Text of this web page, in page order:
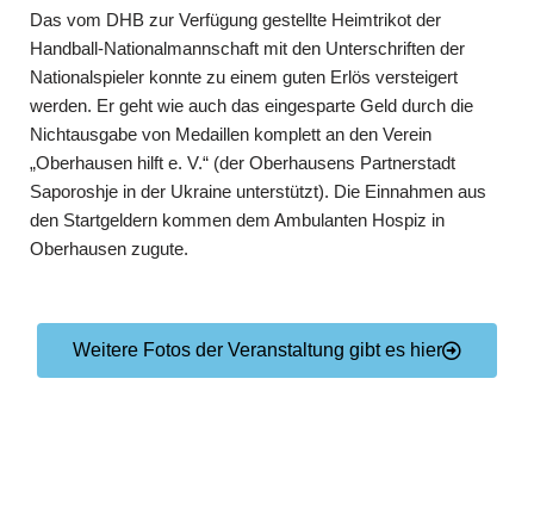
Das vom DHB zur Verfügung gestellte Heimtrikot der
Handball-Nationalmannschaft mit den Unterschriften der
Nationalspieler konnte zu einem guten Erlös versteigert
werden. Er geht wie auch das eingesparte Geld durch die
Nichtausgabe von Me­daillen komplett an den Verein
„Oberhausen hilft e. V.“ (der Oberhausens Partner­stadt
Saporoshje in der Ukraine unterstützt). Die Einnahmen aus
den Startgeldern kommen dem Ambulanten Hospiz in
Oberhausen zugute.
Weitere Fotos der Veranstaltung gibt es hier